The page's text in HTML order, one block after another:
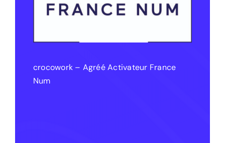
crocowork – Agréé Activateur France
Num